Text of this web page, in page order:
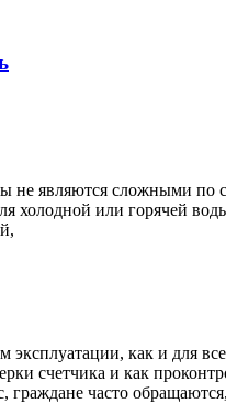
не являются сложными
холодной или горячей
как и для
счетчика и как
граждане часто обращаются,